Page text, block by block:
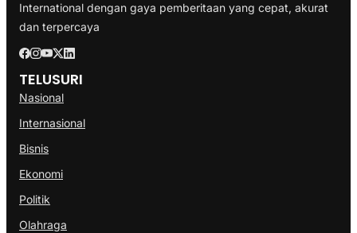
International dengan gaya pemberitaan yang cepat, akurat
dan terpercaya
TELUSURI
Nasional
Internasional
Bisnis
Ekonomi
Politik
Olahraga